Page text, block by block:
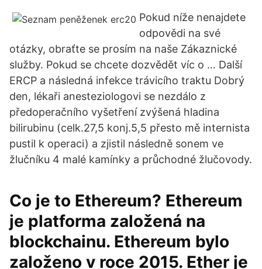
Pokud níže nenajdete
odpovědi na své
otázky, obraťte se prosím na naše Zákaznické
služby. Pokud se chcete dozvědět víc o … Další
ERCP a následná infekce trávicího traktu Dobrý
den, lékaři anesteziologovi se nezdálo z
předoperačního vyšetření zvýšená hladina
bilirubinu (celk.27,5 konj.5,5 přesto mě internista
pustil k operaci) a zjistil následně sonem ve
žlučníku 4 malé kamínky a průchodné žlučovody.
Co je to Ethereum? Ethereum
je platforma založená na
blockchainu. Ethereum bylo
založeno v roce 2015. Ether je